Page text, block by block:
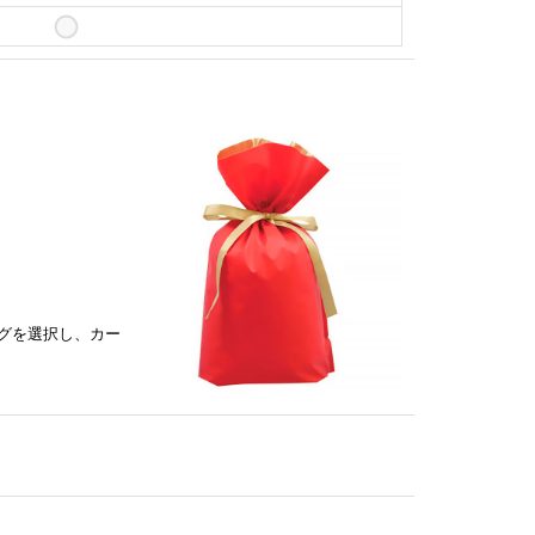
を選択し、カー